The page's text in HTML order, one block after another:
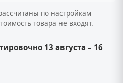
по настройкам
товара не входят.
13 августа – 16